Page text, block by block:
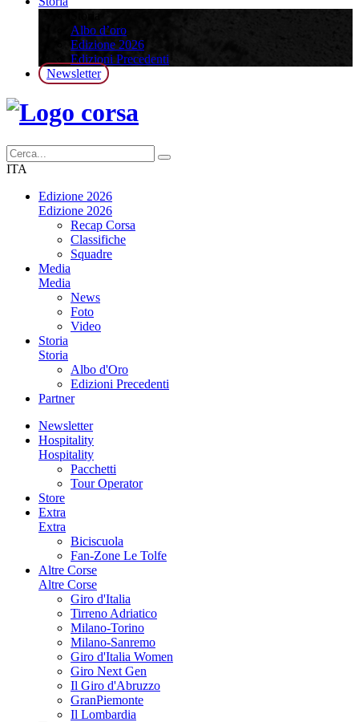
Albo d’oro
Edizione 2026
Edizioni Precedenti
Newsletter
ITA
Edizione 2026
Edizione 2026
Recap Corsa
Classifiche
Squadre
Media
Media
News
Foto
Video
Storia
Storia
Albo d'Oro
Edizioni Precedenti
Partner
Newsletter
Hospitality
Hospitality
Pacchetti
Tour Operator
Store
Extra
Extra
Biciscuola
Fan-Zone Le Tolfe
Altre Corse
Altre Corse
Giro d'Italia
Tirreno Adriatico
Milano-Torino
Milano-Sanremo
Giro d'Italia Women
Giro Next Gen
Il Giro d'Abruzzo
GranPiemonte
Il Lombardia